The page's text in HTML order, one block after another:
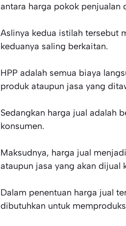
antara harga pokok penjualan
Aslinya kedua istilah tersebut
keduanya saling berkaitan.
HPP adalah semua biaya
produk ataupun jasa yang
Sedangkan harga jual adalah
konsumen.
Maksudnya, harga jual
ataupun jasa yang akan dijual
Dalam penentuan harga jual
dibutuhkan untuk